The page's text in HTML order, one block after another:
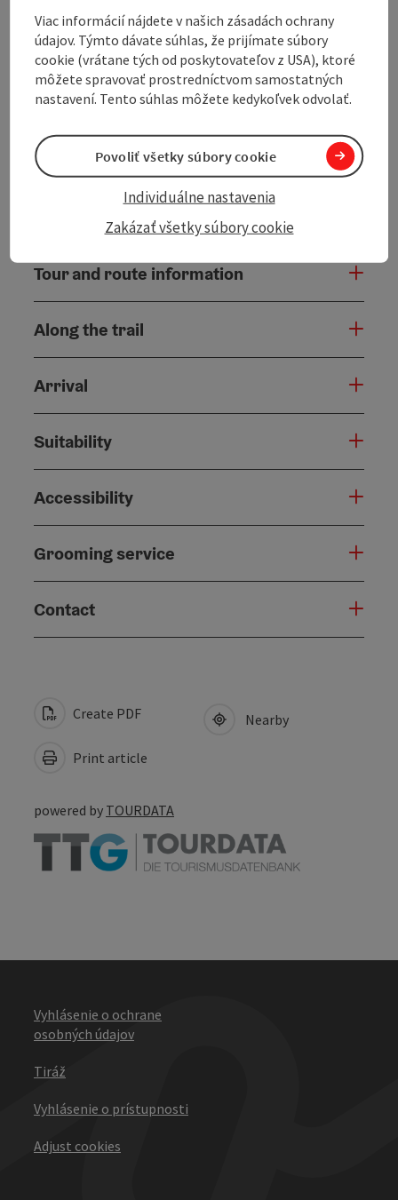
with a steep climb to St. Thomas am Blasenstein,
where you can admire the church and the
"Luftg'selchte Pfarrer". The Aisttal valley is reached
via several short climbs and descents. Pass the ruins of
Reichenstein Castle and continue to the penultimate
ascent to St. Leonhard near Freistadt. From here,
Display complete description
Tour and route information
Along the trail
Arrival
Suitability
Accessibility
Grooming service
Contact
Create PDF
Print article
Nearby
powered by TOURDATA
Vyhlásenie o ochrane
osobných údajov
Tiráž
Vyhlásenie o prístupnosti
Adjust cookies
Viac informácií nájdete v našich zásadách ochrany
údajov. Týmto dávate súhlas, že prijímate súbory
cookie (vrátane tých od poskytovateľov z USA), ktoré
môžete spravovať prostredníctvom samostatných
nastavení. Tento súhlas môžete kedykoľvek odvolať.
Zakázať všetky súbory cookie
Individuálne nastavenia
Povoliť všetky súbory cookie